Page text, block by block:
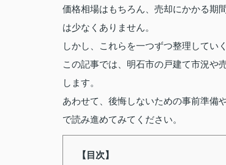
価格相場はもちろん、売却にかかる期
は少なくありません。
しかし、これらを一つずつ整理してい
この記事では、明石市の戸建て市況や
します。
あわせて、後悔しないための事前準備
で読み進めてみてください。
【目次】